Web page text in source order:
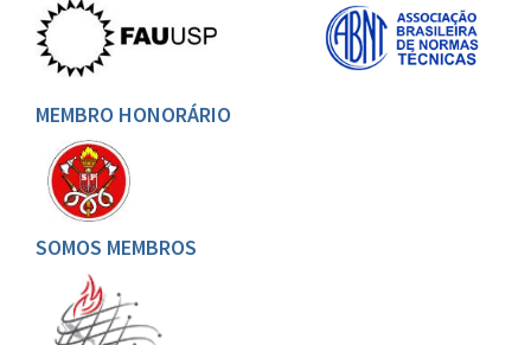
MEMBRO HONORÁRIO
SOMOS MEMBROS